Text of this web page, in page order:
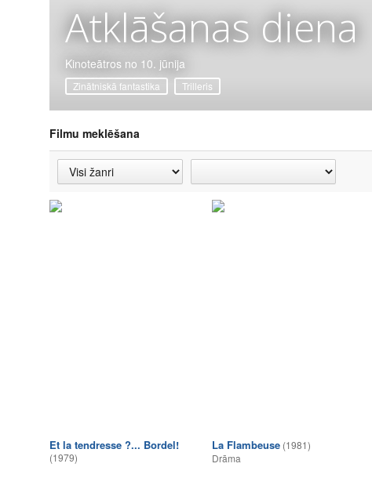
Atklāšanas diena
Kinoteātros no 10. jūnija
Zinātniskā fantastika Trilleris
Filmu meklēšana
Et la tendresse ?... Bordel!
(1979)
La Flambeuse (1981)
Drāma